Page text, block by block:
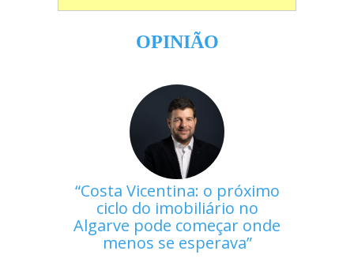
OPINIÃO
Costa Vicentina: o próximo
ciclo do imobiliário no
Algarve pode começar onde
menos se esperava